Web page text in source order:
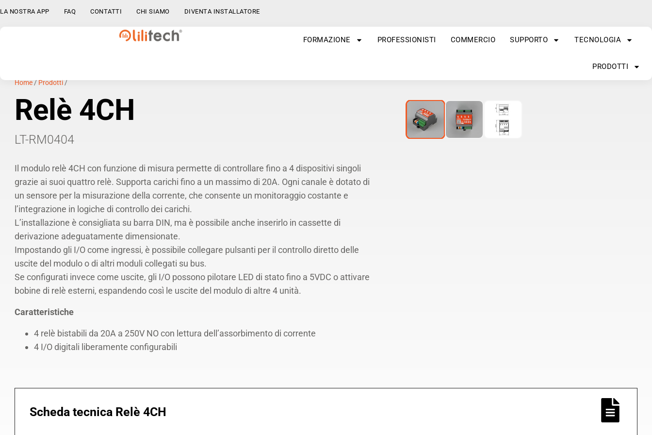
LA NOSTRA APP FAQ CONTATTI CHI SIAMO DIVENTA INSTALLATORE
FORMAZIONE PROFESSIONISTI COMMERCIO SUPPORTO TECNOLOGIA
PRODOTTI
Home/Prodotti/
Relè 4CH
LT-RM0404
Il modulo relè 4CH con funzione di misura permette di controllare fino a 4 dispositivi singoli
grazie ai suoi quattro relè. Supporta carichi fino a un massimo di 20A. Ogni canale è dotato di
un sensore per la misurazione della corrente, che consente un monitoraggio costante e
l’integrazione in logiche di controllo dei carichi.
L’installazione è consigliata su barra DIN, ma è possibile anche inserirlo in cassette di
derivazione adeguatamente dimensionate.
Impostando gli I/O come ingressi, è possibile collegare pulsanti per il controllo diretto delle
uscite del modulo o di altri moduli collegati su bus.
Se configurati invece come uscite, gli I/O possono pilotare LED di stato fino a 5VDC o attivare
bobine di relè esterni, espandendo così le uscite del modulo di altre 4 unità.
Caratteristiche
4 relè bistabili da 20A a 250V NO con lettura dell’assorbimento di corrente
4 I/O digitali liberamente configurabili
Scheda tecnica Relè 4CH